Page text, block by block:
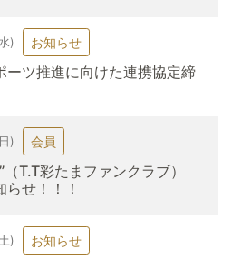
) お知らせ
ーツ推進に向けた連携協定締
) 会員
（T.T彩たまファンクラブ）
せ！！！
) お知らせ